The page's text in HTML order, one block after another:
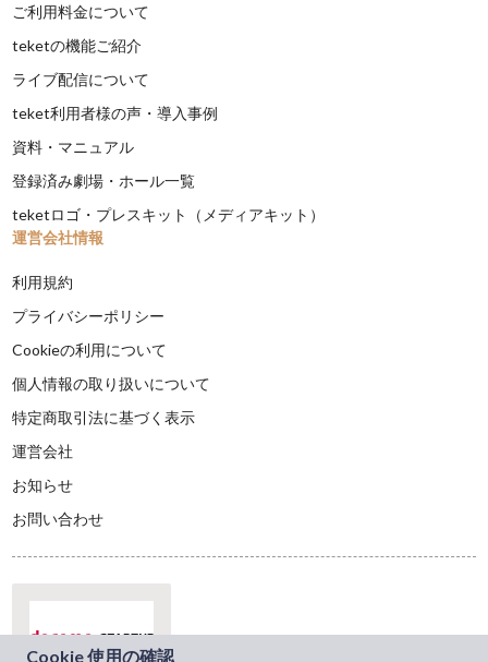
ご利用料金について
teketの機能ご紹介
ライブ配信について
teket利用者様の声・導入事例
資料・マニュアル
登録済み劇場・ホール一覧
teketロゴ・プレスキット（メディアキット）
運営会社情報
利用規約
プライバシーポリシー
Cookieの利用について
個人情報の取り扱いについて
特定商取引法に基づく表示
運営会社
お知らせ
お問い合わせ